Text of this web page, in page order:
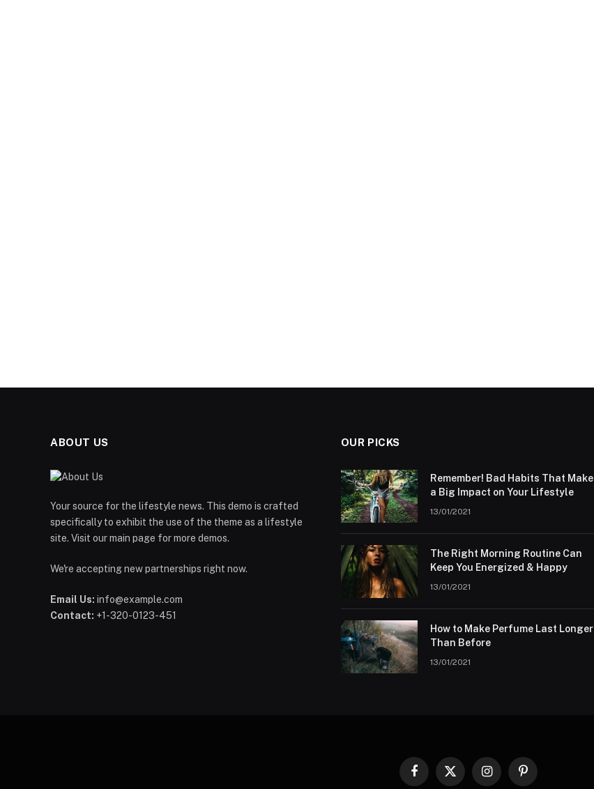
ABOUT US
Your source for the lifestyle news. This demo is crafted
specifically to exhibit the use of the theme as a lifestyle
site. Visit our main page for more demos.
We're accepting new partnerships right now.
Email Us: info@example.com
Contact: +1-320-0123-451
OUR PICKS
Remember! Bad Habits That Make
a Big Impact on Your Lifestyle
13/01/2021
The Right Morning Routine Can
Keep You Energized & Happy
13/01/2021
How to Make Perfume Last Longer
Than Before
13/01/2021
Facebook
X
InstagramPinterest